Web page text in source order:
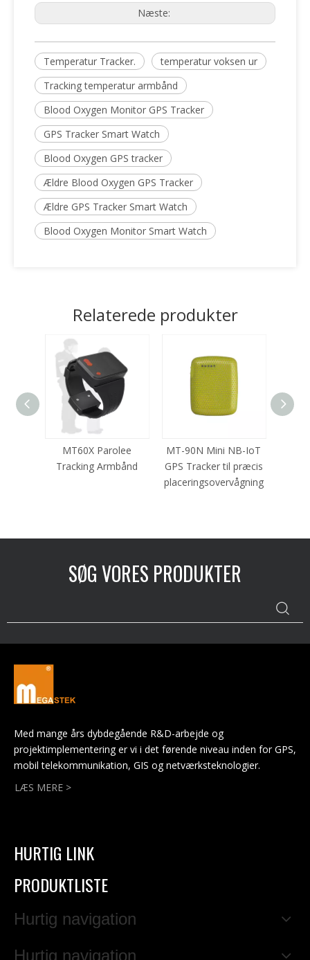
Næste:
Temperatur Tracker.
temperatur voksen ur
Tracking temperatur armbånd
Blood Oxygen Monitor GPS Tracker
GPS Tracker Smart Watch
Blood Oxygen GPS tracker
Ældre Blood Oxygen GPS Tracker
Ældre GPS Tracker Smart Watch
Blood Oxygen Monitor Smart Watch
Relaterede produkter
MT60X Parolee
Tracking Armbånd
MT-90N Mini NB-IoT
GPS Tracker til præcis
placeringsovervågning
SØG VORES PRODUKTER
Med mange års dybdegående R&D-arbejde og
projektimplementering er vi i det førende niveau inden for GPS,
mobil telekommunikation, GIS og netværksteknologier.
LÆS MERE >
HURTIG LINK
PRODUKTLISTE
Hurtig navigation
Hurtig navigation